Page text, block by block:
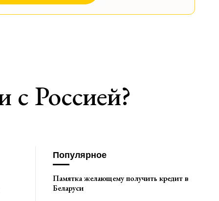
с Россией?
Популярное
Памятка желающему получить кредит в
Беларуси